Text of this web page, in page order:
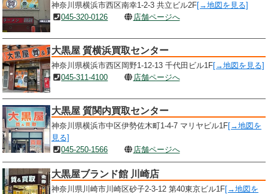
神奈川県横浜市西区南幸1-2-3 共立ビル2F[→地図を見る]
045-320-0126
店舗ページへ
大黒屋 質横浜買取センター
神奈川県横浜市西区岡野1-12-13 千代田ビル1F[→地図を見る]
045-311-4100
店舗ページへ
大黒屋 質関内買取センター
神奈川県横浜市中区伊勢佐木町1-4-7 マリヤビル1F[→地図を
見る]
045-250-1566
店舗ページへ
大黒屋ブランド館 川崎店
神奈川県川崎市川崎区砂子2-3-12 第40東京ビル1F[→地図を